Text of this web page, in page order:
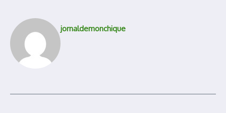
jornaldemonchique